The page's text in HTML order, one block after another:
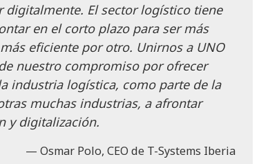
digitalmente. El sector logístico tiene
en el corto plazo para ser más
eficiente por otro. Unirnos a UNO
nuestro compromiso por ofrecer
industria logística, como parte de la
muchas industrias, a afrontar
y digitalización.
Osmar Polo, CEO de T-Systems Iberia